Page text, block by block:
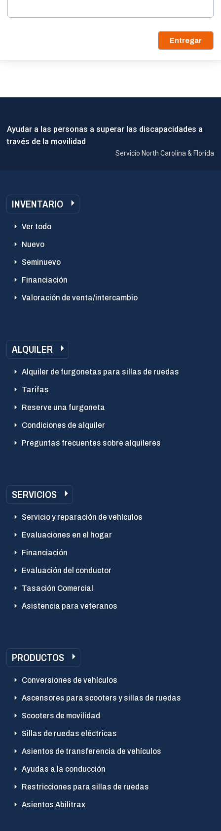
Entregar
Ayudar a las personas a superar las discapacidades a
través de la movilidad
Servicio North Carolina & Florida
INVENTARIO
Ver todo
Nuevo
Seminuevo
Financiación
Valoración de venta/intercambio
ALQUILER
Alquiler de furgonetas para sillas de ruedas
Tarifas
Reserve una furgoneta
Condiciones de alquiler
Preguntas frecuentes sobre alquileres
SERVICIOS
Servicio y reparación de vehículos
Evaluaciones en el hogar
Financiación
Evaluación del conductor
Tasación Comercial
Asistencia para veteranos
PRODUCTOS
Conversiones de vehículos
Ascensores para scooters y sillas de ruedas
Scooters de movilidad
Sillas de ruedas eléctricas
Asientos de transferencia de vehículos
Ayudas a la conducción
Restricciones para sillas de ruedas
Asientos Abilitrax